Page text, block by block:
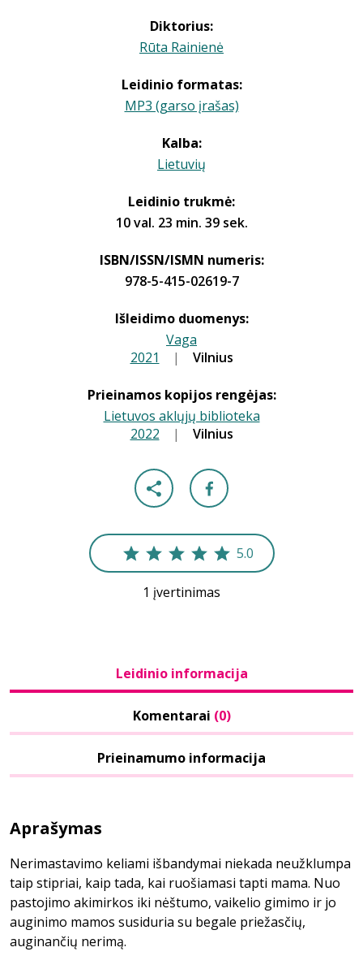
Diktorius:
Rūta Rainienė
Leidinio formatas:
MP3 (garso įrašas)
Kalba:
Lietuvių
Leidinio trukmė:
10 val. 23 min. 39 sek.
ISBN/ISSN/ISMN numeris:
978-5-415-02619-7
Išleidimo duomenys:
Vaga
2021 | Vilnius
Prieinamos kopijos rengėjas:
Lietuvos aklųjų biblioteka
2022 | Vilnius
5.0
1 įvertinimas
Leidinio informacija
Komentarai (0)
Prieinamumo informacija
Aprašymas
Nerimastavimo keliami išbandymai niekada neužklumpa
taip stipriai, kaip tada, kai ruošiamasi tapti mama. Nuo
pastojimo akimirkos iki nėštumo, vaikelio gimimo ir jo
auginimo mamos susiduria su begale priežasčių,
auginančių nerimą.